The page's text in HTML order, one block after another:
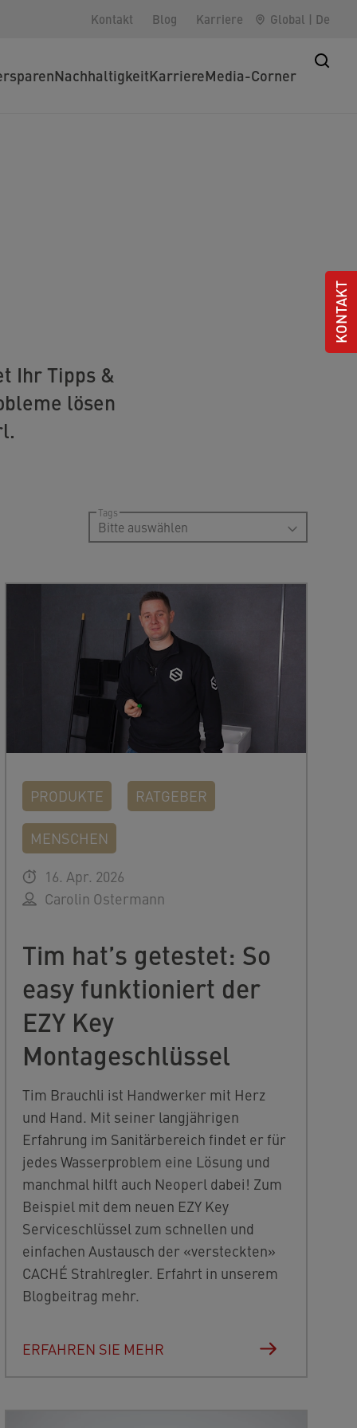
Kontakt Blog Karriere Global | De
NachhaltigkeitKarriereMedia-Corner
Ihr Tipps &
lösen
Tags
PRODUKTE RATGEBER
MENSCHEN
16. Apr. 2026
Carolin Ostermann
Tim hat’s getestet: So
easy funktioniert der
EZY Key
Montageschlüssel
Tim Brauchli ist Handwerker mit Herz
und Hand. Mit seiner langjährigen
Erfahrung im Sanitärbereich findet er für
jedes Wasserproblem eine Lösung und
manchmal hilft auch Neoperl dabei! Zum
Beispiel mit dem neuen EZY Key
Serviceschlüssel zum schnellen und
einfachen Austausch der «versteckten»
CACHÉ Strahlregler. Erfahrt in unserem
Blogbeitrag mehr.
ERFAHREN SIE MEHR
KONTAKT